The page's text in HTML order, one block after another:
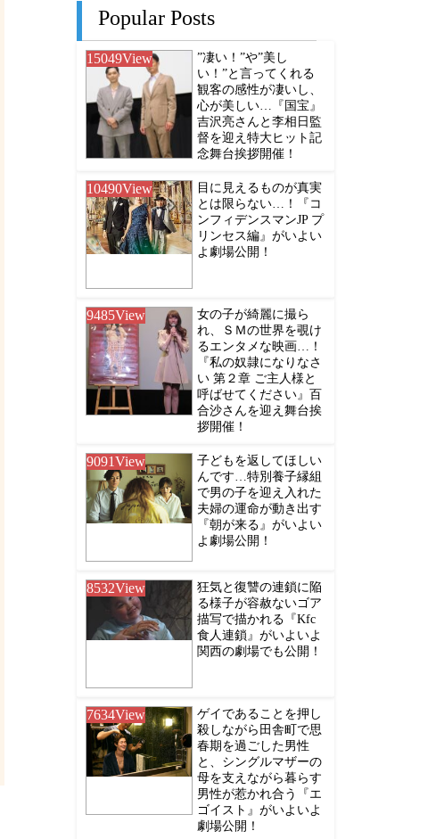
Popular Posts
15049View
”凄い！”や”美し
い！”と言ってくれる
観客の感性が凄いし、
心が美しい…『国宝』
吉沢亮さんと李相日監
督を迎え特大ヒット記
念舞台挨拶開催！
10490View
目に見えるものが真実
とは限らない…！『コ
ンフィデンスマンJP プ
リンセス編』がいよい
よ劇場公開！
9485View
女の子が綺麗に撮ら
れ、ＳＭの世界を覗け
るエンタメな映画…！
『私の奴隷になりなさ
い 第２章 ご主人様と
呼ばせてください』百
合沙さんを迎え舞台挨
拶開催！
9091View
子どもを返してほしい
んです…特別養子縁組
で男の子を迎え入れた
夫婦の運命が動き出す
『朝が来る』がいよい
よ劇場公開！
8532View
狂気と復讐の連鎖に陥
る様子が容赦ないゴア
描写で描かれる『Kfc
食人連鎖』がいよいよ
関西の劇場でも公開！
7634View
ゲイであることを押し
殺しながら田舎町で思
春期を過ごした男性
と、シングルマザーの
母を支えながら暮らす
男性が惹かれ合う『エ
ゴイスト』がいよいよ
劇場公開！